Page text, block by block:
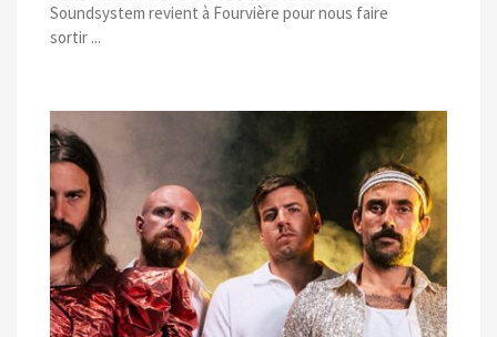
Soundsystem revient à Fourvière pour nous faire
sortir ...